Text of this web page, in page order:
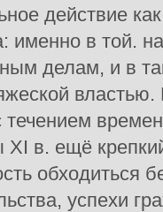
действие
именно в той.
делам, и в
XI в. ещё
обходиться
успехи